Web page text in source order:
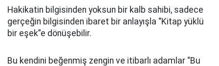
Hakikatin bilgisinden yoksun bir kalb sahibi, sadece
gerçeğin bilgisinden ibaret bir anlayışla “Kitap yüklü
bir eşek”e dönüşebilir.
Bu kendini beğenmiş zengin ve itibarlı adamlar “Bu